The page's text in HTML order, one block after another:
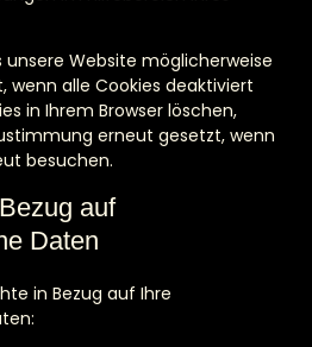
Website möglicherweise
alle Cookies deaktiviert
in Ihrem Browser löschen,
erneut gesetzt, wenn
besuchen.
auf
Daten
in Bezug auf Ihre